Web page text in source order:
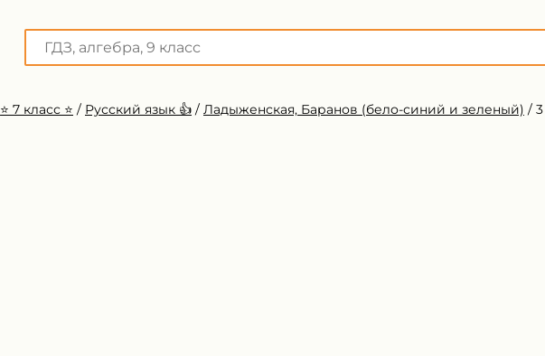
⭐️ 7 класс ⭐️ / Русский язык 👍 / Ладыженская, Баранов (бело-синий и зеленый) / 3